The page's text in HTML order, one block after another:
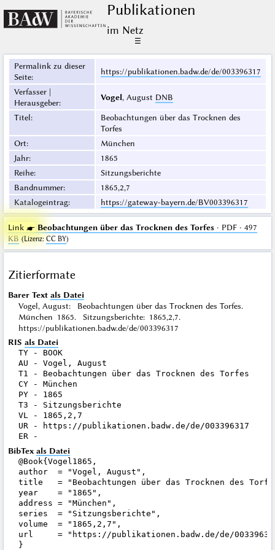
Publikationen
im Netz
☰
Permalink zu dieser
Seite:
https://publikationen.badw.de/de/003396317
Verfasser |
Herausgeber:
Vogel, August DNB
Titel:
Beobachtungen über das Trocknen des
Torfes
Ort:
München
Jahr:
1865
Reihe:
Sitzungsberichte
Bandnummer:
1865,2,7
Katalogeintrag: https://gateway-bayern.de/BV003396317
Link ☛ Beobachtungen über das Trocknen des Torfes· PDF · 497
KB (Lizenz: CC BY)
Zitierformate
Barer Text als Datei
Vogel, August: Beobachtungen über das Trocknen des Torfes.
München 1865. Sitzungsberichte: 1865,2,7.
https://publikationen.badw.de/de/003396317
RIS als Datei
TY - BOOK
AU - Vogel, August
T1 - Beobachtungen über das Trocknen des Torfes
CY - München
PY - 1865
T3 - Sitzungsberichte
VL - 1865,2,7
UR - https://publikationen.badw.de/de/003396317
BibTex als Datei
@Book{Vogel1865,
author  = "Vogel, August",
title   = "Beobachtungen über das Trocknen des
year    = "1865",
address = "München",
series  = "Sitzungsberichte",
volume  = "1865,2,7",
url     = "https://publikationen.badw.de/de/